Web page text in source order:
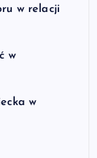
w relacji
w
w